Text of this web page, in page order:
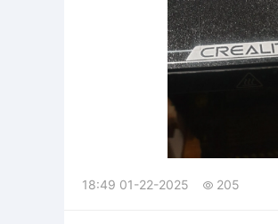
18:49 01-22-2025  205